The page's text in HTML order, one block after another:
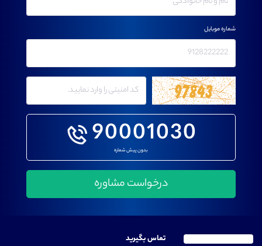
90001030
بدون پیش شماره
شماره موبایل
تماس بگیرید